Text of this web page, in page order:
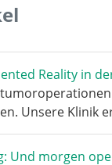
Reality in
Unsere Klinik
Und morgen